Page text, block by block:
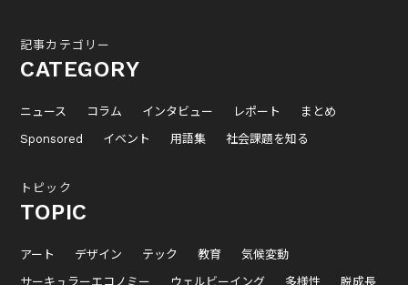
記事カテゴリー
CATEGORY
ニュース コラム インタビュー レポート
まとめ
Sponsored
イベント 用語集 社会課題を知る
トピック
TOPIC
アート デザイン テック 教育
気候変動
サーキュラーエコノミー
ウェルビーイング 多様性 脱成長